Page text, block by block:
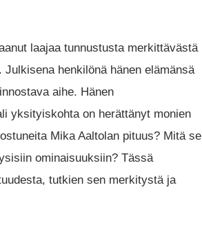
laajaa tunnustusta merkittävästä
henkilönä hänen elämänsä
aihe. Hänen
yksityiskohta on herättänyt monien
Mika Aaltolan pituus? Mitä se
ominaisuuksiin? Tässä
tutkien sen merkitystä ja